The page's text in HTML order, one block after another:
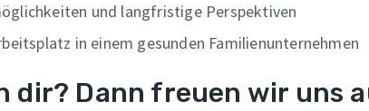
und langfristige Perspektiven
in einem gesunden Familienunternehmen
dir? Dann freuen wir uns